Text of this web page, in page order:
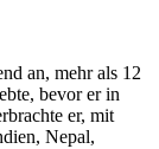
an, mehr als 12
bevor er in
er, mit
Nepal,